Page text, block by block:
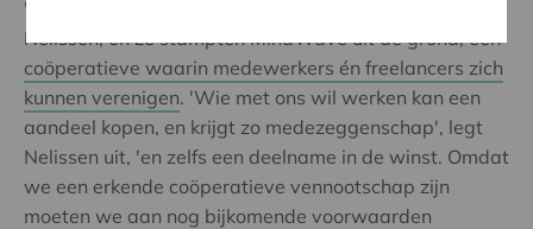
'Dat kan anders', vonden Johan Nagels en Peter
Nelissen, en ze stampten MindWave uit de grond, een
coöperatieve waarin medewerkers én freelancers zich
kunnen verenigen. 'Wie met ons wil werken kan een
aandeel kopen, en krijgt zo medezeggenschap', legt
Nelissen uit, 'en zelfs een deelname in de winst. Omdat
we een erkende coöperatieve vennootschap zijn
moeten we aan nog bijkomende voorwaarden